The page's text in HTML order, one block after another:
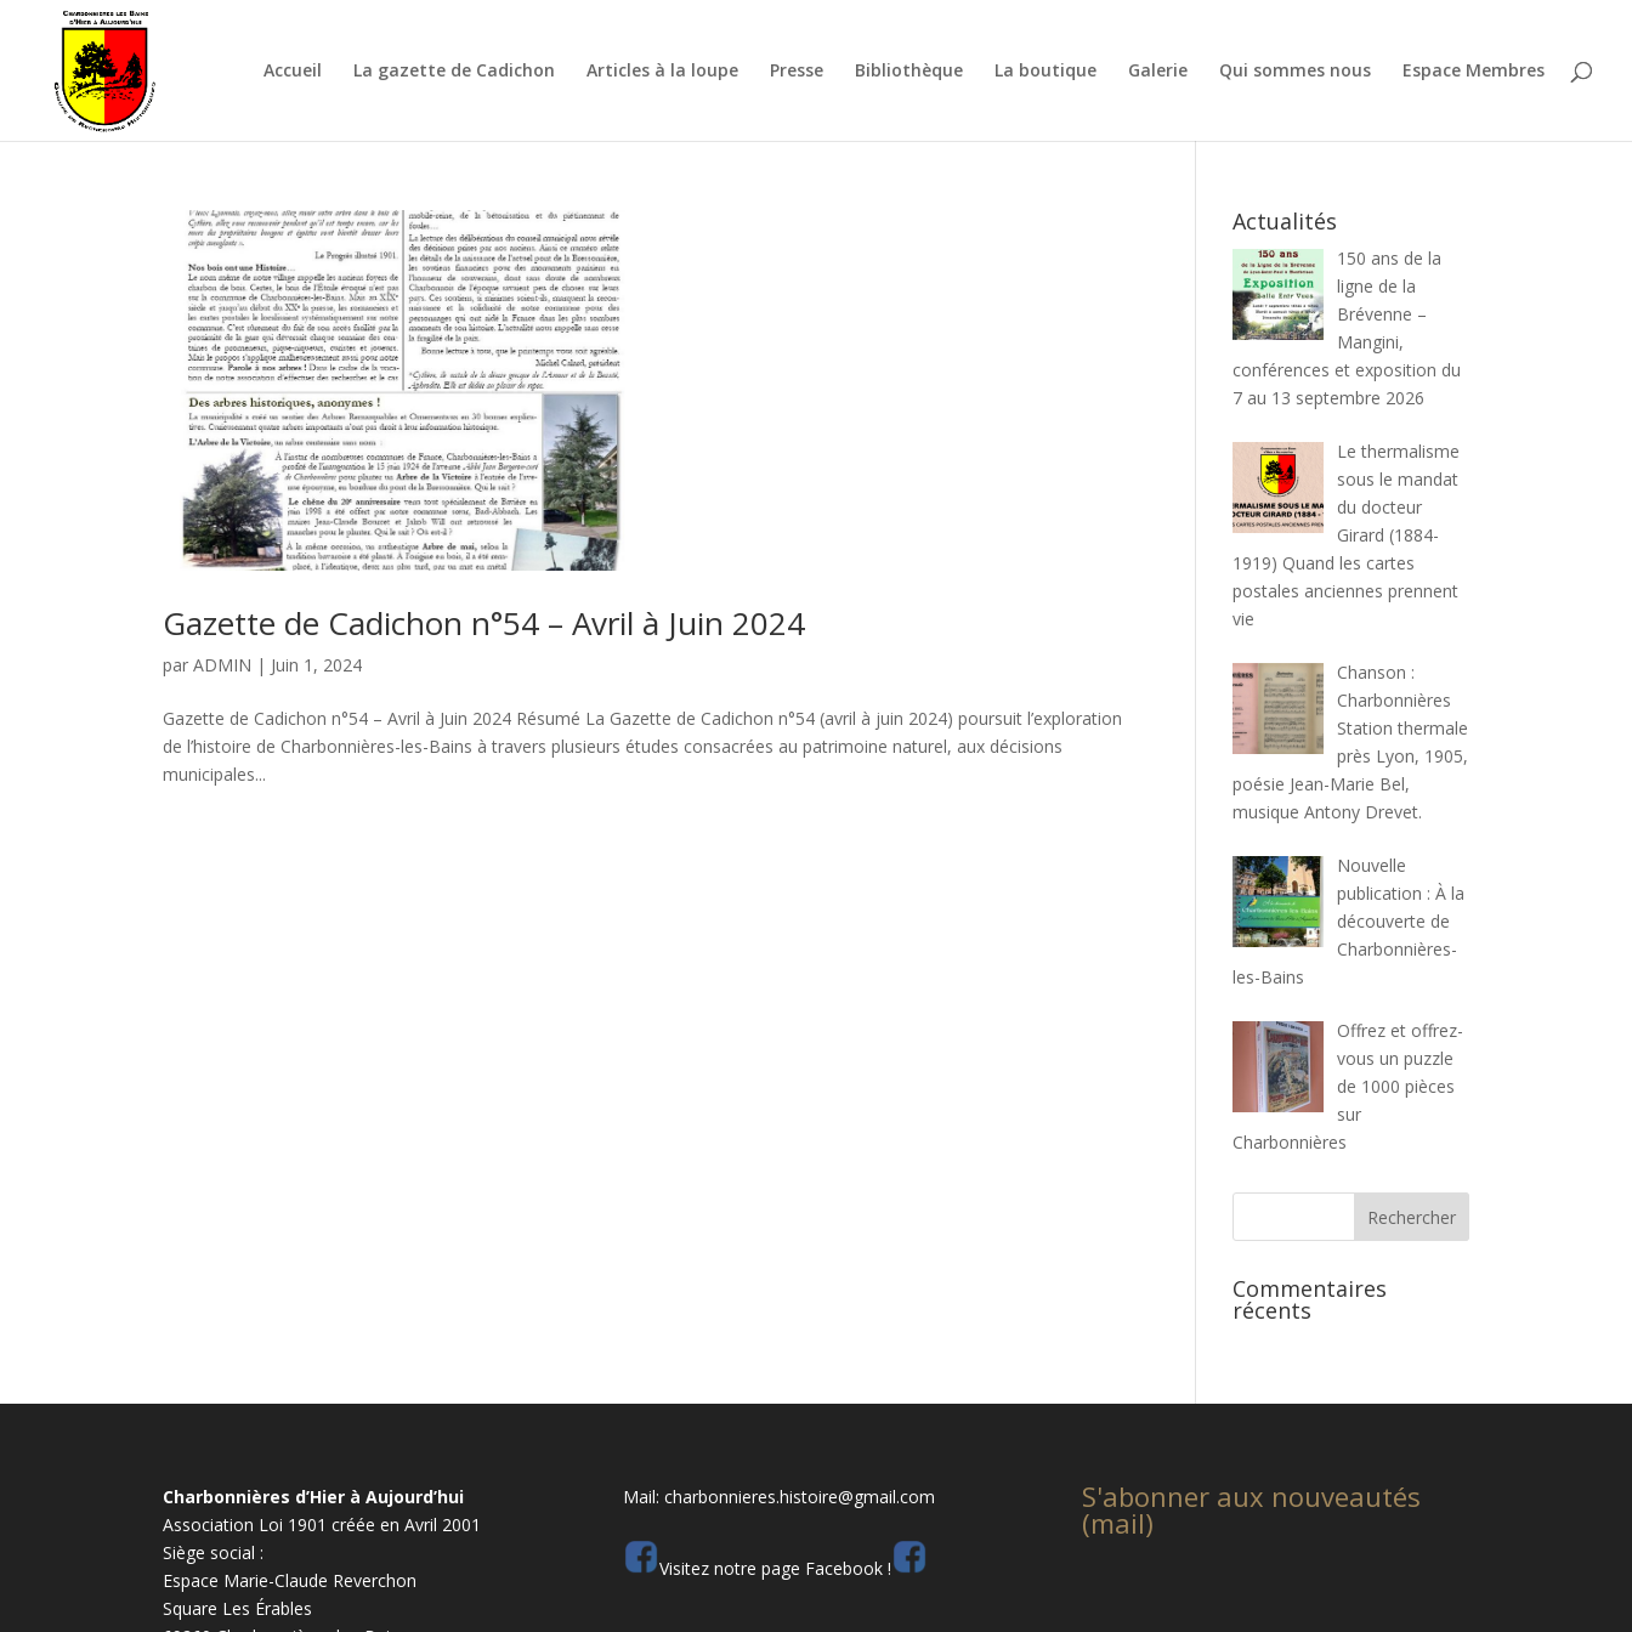
Accueil La gazette de Cadichon Articles à la loupe Presse Bibliothèque La boutique Galerie Qui sommes nous Espace Membres
Gazette de Cadichon n°54 – Avril à Juin 2024
parADMIN | Juin 1, 2024
Gazette de Cadichon n°54 – Avril à Juin 2024 Résumé La Gazette de Cadichon n°54 (avril à juin 2024) poursuit l’exploration
de l’histoire de Charbonnières-les-Bains à travers plusieurs études consacrées au patrimoine naturel, aux décisions
municipales...
Actualités
150 ans de la
ligne de la
Brévenne –
Mangini,
conférences et exposition du
7 au 13 septembre 2026
Le thermalisme
sous le mandat
du docteur
Girard (1884-
1919) Quand les cartes
postales anciennes prennent
vie
Chanson :
Charbonnières
Station thermale
près Lyon, 1905,
poésie Jean-Marie Bel,
musique Antony Drevet.
Nouvelle
publication : À la
découverte de
Charbonnières-
les-Bains
Offrez et offrez-
vous un puzzle
de 1000 pièces
sur
Charbonnières
Commentaires
récents
Charbonnières d’Hier à Aujourd’hui
Association Loi 1901 créée en Avril 2001
Siège social :
Espace Marie-Claude Reverchon
Square Les Érables
Mail: charbonnieres.histoire@gmail.com
Visitez notre page Facebook !
S'abonner aux nouveautés
(mail)